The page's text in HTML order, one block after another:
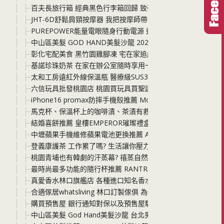
百夫長旅行箱 經典黑色行李箱回歸 致敬2015年-2019年的華
JHT-6D舒鬆肩頸按摩器 我把按摩師帶回家了! 價格便宜到誇
PUREPOWER能量電眼隨身行動電源 通勤、出遊，住宿不再
中山區美髮 GOD HAND美髮沙龍 2025女生燙髮 羊毛捲、萊
彰化宅配美食 黑竹園雞腳凍 宅在家追劇、露營、野餐，宵夜
基諾珍珠奶茶 在家在辦公室隨時享用一杯珍奶 有了基諾真的
太和工房遠紅外線保溫瓶 醫療級SUS316不鏽鋼製造 最經典
六信玩具批發桃園店 桃園買玩具買聖誕禮物、生日禮物一定
iPhone16 promax防摔手機殼推薦 Monocozzi 吃飯必備的神
馬克杯、保溫杯上的咖啡漬、茶漬有救了! 只要使用過碳酸鈉
結婚喜餅推薦 皇樓EMPEROR璀璨禮盒與MINI璀璨小圓提盒
中壢蘋果手機維修蘋果電池更換推薦 Ace Fix手機維修
登義康護茶 工作累了嗎? 生活讓你壓力好大? 隨時來一杯康護
桃園青埔也有韓劇的汗蒸幕? 禧蒸自然美學汗蒸館 不用飛韓國
最時尚最多功能的隨行杯推薦 RANTRA隨行杯 可以是隨行杯
真愛香水林口旗艦店 各種進口知名香水 男香女香禮盒、單瓶
合適傢居whatsliving 林口訂製傢俱 為你的家客製化屬於合適
購買預售屋 銀行通知對保以及預售屋驗屋 這其中的細節與小
中山區美髮 God Hand美髮沙龍 台北男生剪髮推薦 捷運中山